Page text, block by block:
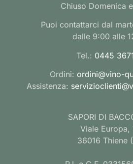
Chiuso Domenica
Puoi contattarci dal
dalle 9:00 alle
Tel.: 0445
Ordini: ordini@vino-
Assistenza:
SAPORI DI
Viale Europa,
36016 Thiene